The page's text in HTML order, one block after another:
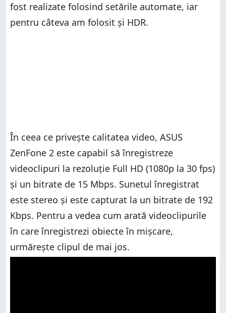
fost realizate folosind setările automate, iar
pentru câteva am folosit și HDR.
În ceea ce privește calitatea video, ASUS
ZenFone 2 este capabil să înregistreze
videoclipuri la rezoluție Full HD (1080p la 30 fps)
și un bitrate de 15 Mbps. Sunetul înregistrat
este stereo și este capturat la un bitrate de 192
Kbps. Pentru a vedea cum arată videoclipurile
în care înregistrezi obiecte în mișcare,
urmărește clipul de mai jos.